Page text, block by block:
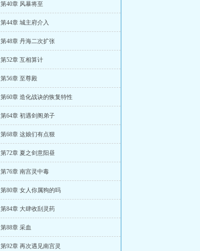
第40章 风暴将至
第44章 城主府介入
第48章 丹海二次扩张
第52章 互相算计
第56章 至尊殿
第60章 造化战诀的恢复特性
第64章 初遇剑阁弟子
第68章 这娘们有点狠
第72章 夏之剑意阳昼
第76章 南宫灵中毒
第80章 女人你属狗的吗
第84章 大肆收刮灵药
第88章 采血
第92章 再次遇见南宫灵